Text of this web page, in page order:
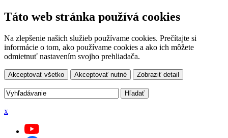
Táto web stránka používá cookies
Na zlepšenie našich služieb používame cookies. Prečítajte si
informácie o tom, ako používame cookies a ako ich môžete
odmietnuť nastavením svojho prehliadača.
Akceptovať všetko Akceptovať nutné Zobraziť detail
x